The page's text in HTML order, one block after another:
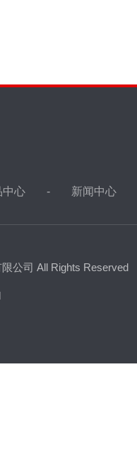
中心 新闻中心
公司 All Rights Reserved